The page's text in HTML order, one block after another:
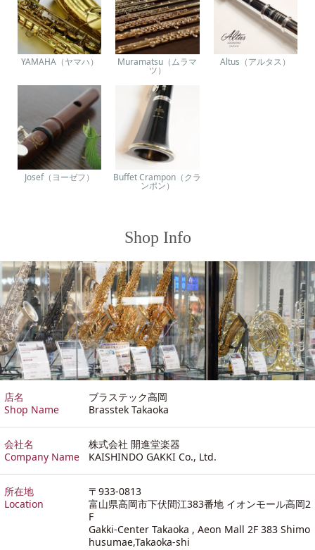
YAMAHA（ヤマハ） Muramatsu（ムラマ
ツ）
Altus（アルタス）
Josef（ヨーゼフ） Buffet Crampon（クラ
ンポン）
Shop Info
店名
Shop Name
ブラステック高岡
Brasstek Takaoka
会社名
Company Name
株式会社 開進堂楽器
KAISHINDO GAKKI Co., Ltd.
所在地
Location
〒933-0813
富山県高岡市下伏間江383番地 イオンモール高岡2
F
Gakki-Center Takaoka , Aeon Mall 2F 383 Shimo
husumae,Takaoka-shi